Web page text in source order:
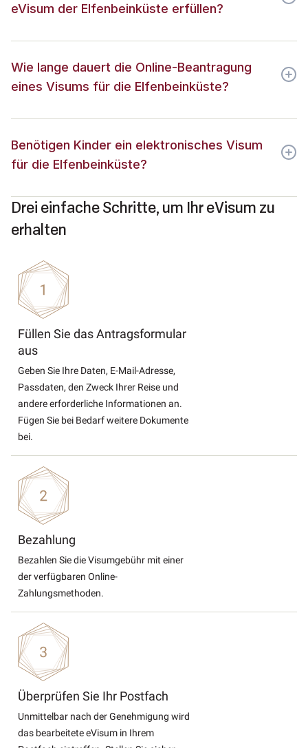
eVisum der Elfenbeinküste erfüllen?
Wie lange dauert die Online-Beantragung
eines Visums für die Elfenbeinküste?
Benötigen Kinder ein elektronisches Visum
für die Elfenbeinküste?
Drei einfache Schritte, um Ihr eVisum zu
erhalten
Füllen Sie das Antragsformular
aus
Geben Sie Ihre Daten, E-Mail-Adresse,
Passdaten, den Zweck Ihrer Reise und
andere erforderliche Informationen an.
Fügen Sie bei Bedarf weitere Dokumente
bei.
Bezahlung
Bezahlen Sie die Visumgebühr mit einer
der verfügbaren Online-
Zahlungsmethoden.
Überprüfen Sie Ihr Postfach
Unmittelbar nach der Genehmigung wird
das bearbeitete eVisum in Ihrem